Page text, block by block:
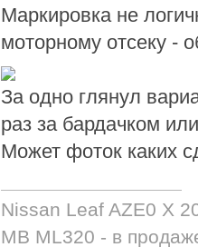
Маркировка не
моторному отсеку -
За одно глянул
раз за бардачком
Может фоток каких
Nissan Leaf AZE0 X
MB ML320 - в